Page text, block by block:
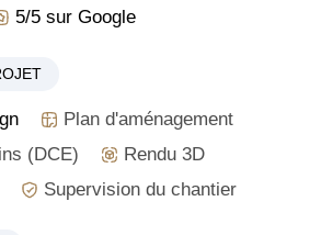
5/5 sur Google
Plan d'aménagement
(DCE)
Rendu 3D
Supervision du chantier